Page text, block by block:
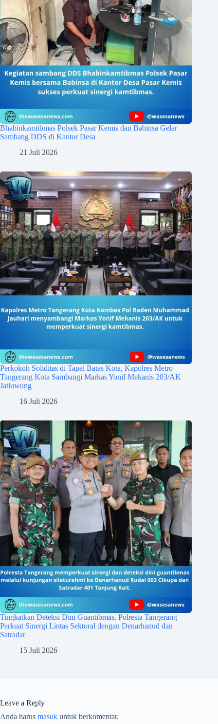
Bhabinkamtibmas Polsek Pasar Kemis dan Babinsa Gelar
Sambang DDS di Kantor Desa
21 Juli 2026
Perkokoh Soliditas di Tapal Batas Kota, Kapolres Metro
Tangerang Kota Sambangi Markas Yonif Mekanis 203/AK
Jatiuwung
16 Juli 2026
Tingkatkan Deteksi Dini Guantibmas, Polresta Tangerang
Perkuat Sinergi Lintas Sektoral dengan Denarhanud dan
Satradar
15 Juli 2026
Leave a Reply
Anda harus masuk untuk berkomentar.